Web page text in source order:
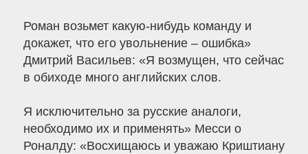
Роман возьмет какую-нибудь команду и
докажет, что его увольнение – ошибка»
Дмитрий Васильев: «Я возмущен, что сейчас
в обиходе много английских слов.
Я исключительно за русские аналоги,
необходимо их и применять» Месси о
Роналду: «Восхищаюсь и уважаю Криштиану